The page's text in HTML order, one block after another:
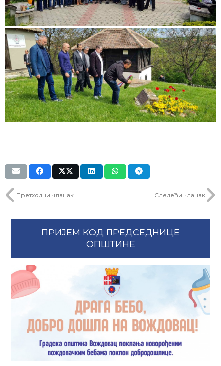
Претходни чланак Следећи чланак
ПРИЈЕМ КОД ПРЕДСЕДНИЦЕ
ОПШТИНЕ